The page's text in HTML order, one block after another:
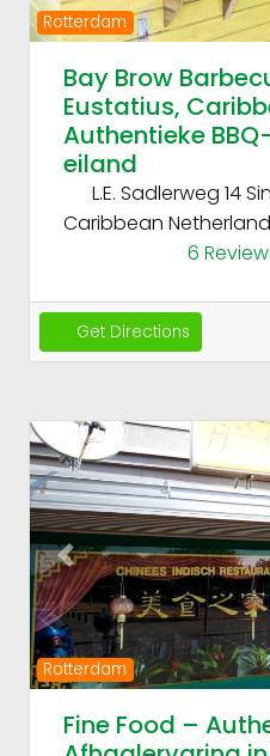
Rotterdam
Bay Brow
Eustatius,
Authentieke
eiland
L.E. Sadlerweg 14
Caribbean
6
Get Directions
Rotterdam
Previous
Fine Food –